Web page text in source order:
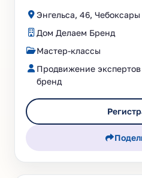
Энгельса, 46,
Дом Делаем Бренд
Мастер-классы
Продвижение
бренд